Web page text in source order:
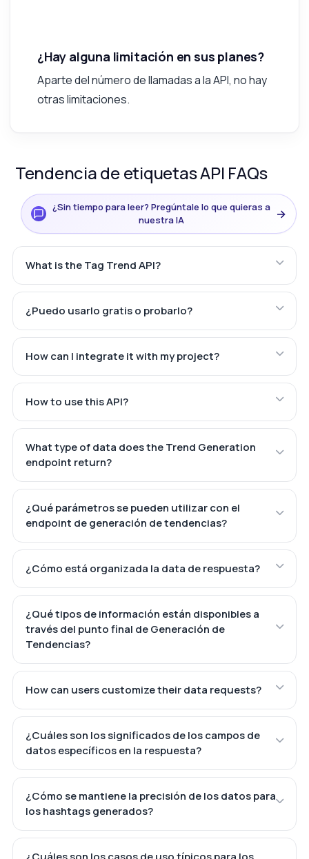
¿Hay alguna limitación en sus planes?
Aparte del número de llamadas a la API, no hay
otras limitaciones.
Tendencia de etiquetas API FAQs
¿Sin tiempo para leer? Pregúntale lo que quieras a
nuestra IA
→
What is the Tag Trend API?
¿Puedo usarlo gratis o probarlo?
How can I integrate it with my project?
How to use this API?
What type of data does the Trend Generation
endpoint return?
¿Qué parámetros se pueden utilizar con el
endpoint de generación de tendencias?
¿Cómo está organizada la data de respuesta?
¿Qué tipos de información están disponibles a
través del punto final de Generación de
Tendencias?
How can users customize their data requests?
¿Cuáles son los significados de los campos de
datos específicos en la respuesta?
¿Cómo se mantiene la precisión de los datos para
los hashtags generados?